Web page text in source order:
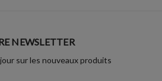
NEWSLETTER
sur les nouveaux produits